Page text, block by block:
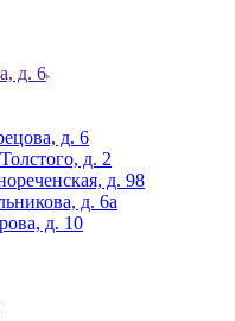
д. 6
д. 6
д. 2
д. 98
д. 6а
д. 10